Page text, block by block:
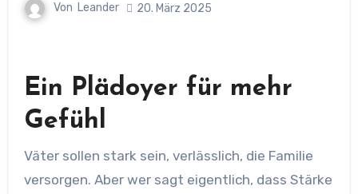
Von Leander 20. März 2025
Ein Plädoyer für mehr
Gefühl
Väter sollen stark sein, verlässlich, die Familie
versorgen. Aber wer sagt eigentlich, dass Stärke